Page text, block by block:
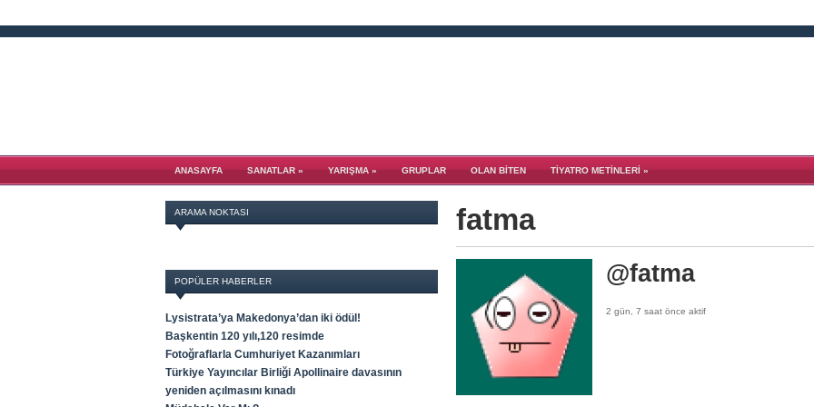
ANASAYFA SANATLAR» YARIŞMA» GRUPLAR OLAN BITEN TIYATRO METINLERI»
fatma
@fatma
2 gün, 7 saat önce aktif
ARAMA NOKTASI
POPÜLER HABERLER
Lysistrata’ya Makedonya’dan iki ödül!
Başkentin 120 yılı,120 resimde
Fotoğraflarla Cumhuriyet Kazanımları
Türkiye Yayıncılar Birliği Apollinaire davasının
yeniden açılmasını kınadı